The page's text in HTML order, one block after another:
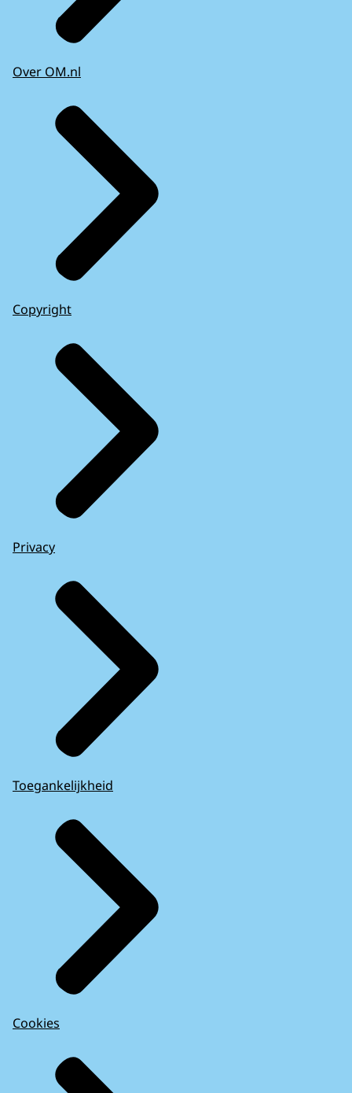
Over OM.nl
Copyright
Privacy
Toegankelijkheid
Cookies